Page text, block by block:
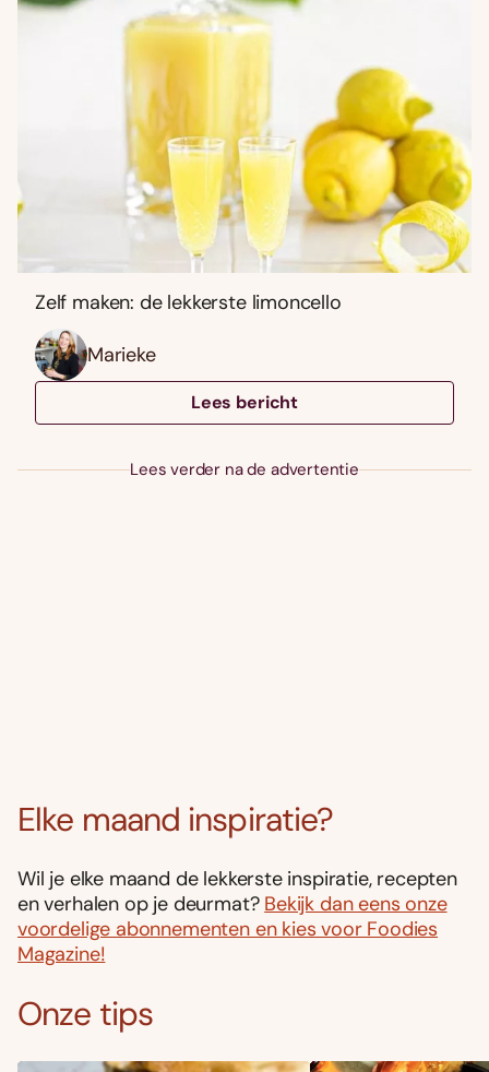
Zelf maken: de lekkerste limoncello
Marieke
Lees bericht
Lees verder na de advertentie
Elke maand inspiratie?
Wil je elke maand de lekkerste inspiratie, recepten
en verhalen op je deurmat? Bekijk dan eens onze
voordelige abonnementen en kies voor Foodies
Magazine!
Onze tips